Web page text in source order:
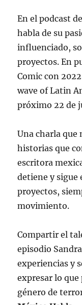
En el podcast
habla de su
influenciado,
proyectos. En
Comic con
wave of Latin
próximo 22 de
Una charla que
historias que
escritora
detiene y sigue
proyectos,
movimiento.
Compartir el
episodio
experiencias y
expresar lo que
género de